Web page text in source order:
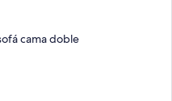
cama doble